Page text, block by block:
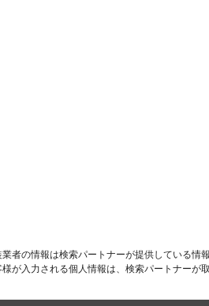
者の情報は検索パートナーが提供している
が入力される個人情報は、検索パートナーが